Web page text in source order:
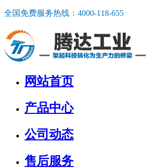
全国免费服务热线： 4000-118-655
网站首页
产品中心
公司动态
售后服务